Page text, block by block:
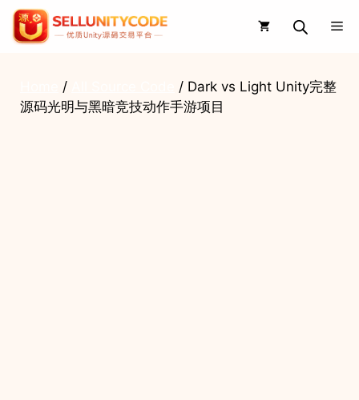
Skip
content
/
/ Dark vs Light Unity完整
源码光明与黑暗竞技动作手游项目